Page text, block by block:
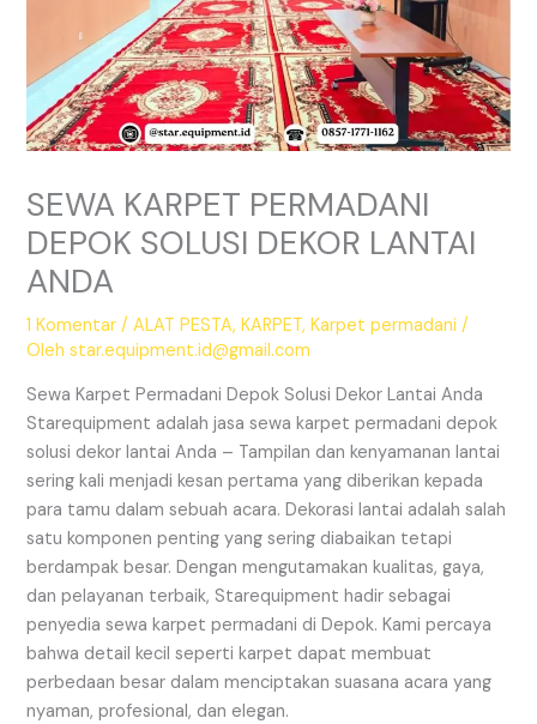
SEWA KARPET PERMADANI
DEPOK SOLUSI DEKOR LANTAI
ANDA
1 Komentar /ALAT PESTA,KARPET,Karpet permadani /
Olehstar.equipment.id@gmail.com
Sewa Karpet Permadani Depok Solusi Dekor Lantai Anda
Starequipment adalah jasa sewa karpet permadani depok
solusi dekor lantai Anda – Tampilan dan kenyamanan lantai
sering kali menjadi kesan pertama yang diberikan kepada
para tamu dalam sebuah acara. Dekorasi lantai adalah salah
satu komponen penting yang sering diabaikan tetapi
berdampak besar. Dengan mengutamakan kualitas, gaya,
dan pelayanan terbaik, Starequipment hadir sebagai
penyedia sewa karpet permadani di Depok. Kami percaya
bahwa detail kecil seperti karpet dapat membuat
perbedaan besar dalam menciptakan suasana acara yang
nyaman, profesional, dan elegan.